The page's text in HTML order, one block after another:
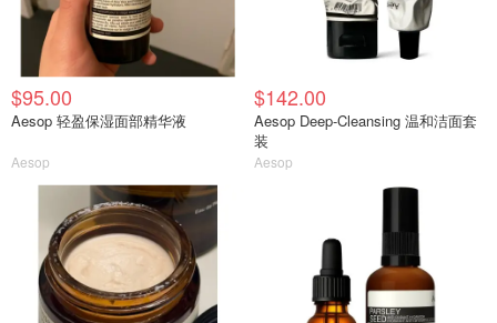
$95.00
Aesop 轻盈保湿面部精华液
Aesop
$142.00
Aesop Deep-Cleansing 温和洁面套
装
Aesop